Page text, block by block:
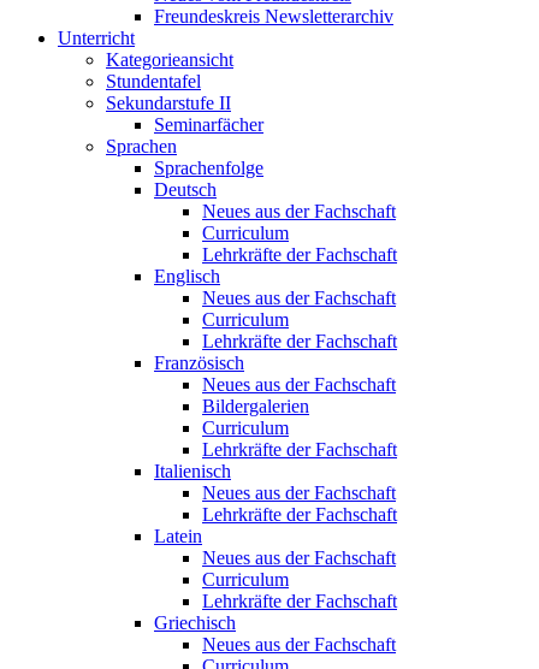
Freundeskreis Newsletterarchiv
Unterricht
Kategorieansicht
Stundentafel
Sekundarstufe II
Seminarfächer
Sprachen
Sprachenfolge
Deutsch
Neues aus der Fachschaft
Curriculum
Lehrkräfte der Fachschaft
Englisch
Neues aus der Fachschaft
Curriculum
Lehrkräfte der Fachschaft
Französisch
Neues aus der Fachschaft
Bildergalerien
Curriculum
Lehrkräfte der Fachschaft
Italienisch
Neues aus der Fachschaft
Lehrkräfte der Fachschaft
Latein
Neues aus der Fachschaft
Curriculum
Lehrkräfte der Fachschaft
Griechisch
Neues aus der Fachschaft